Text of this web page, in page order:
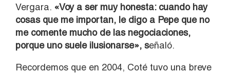
Vergara. «Voy a ser muy honesta: cuando hay
cosas que me importan, le digo a Pepe que no
me comente mucho de las negociaciones,
porque uno suele ilusionarse», señaló.
Recordemos que en 2004, Coté tuvo una breve